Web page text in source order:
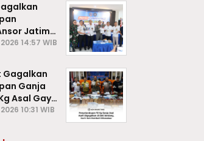
Jatim
dari
14:57 WIB
Gagalkan
Ganja
Gayo
10:31 WIB